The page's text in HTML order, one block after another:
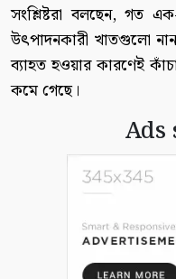
সংশ্লিষ্টরা বলছেন, গত
উৎপাদনকারী খাতগুলো
ব্যাহত হওয়ার কারণেই
কমে গেছে।
Ads